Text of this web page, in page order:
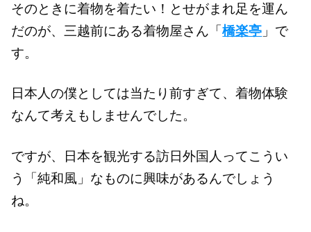
そのときに着物を着たい！とせがまれ足を運ん
だのが、三越前にある着物屋さん「橋楽亭 」で
す。
日本人の僕としては当たり前すぎて、着物体験
なんて考えもしませんでした。
ですが、日本を観光する訪日外国人ってこうい
う「純和風」なものに興味があるんでしょう
ね。